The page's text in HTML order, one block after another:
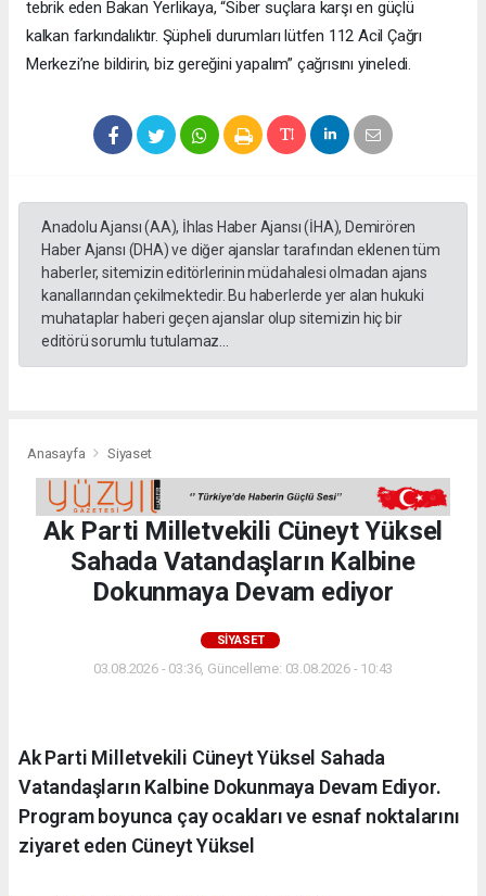
tebrik eden Bakan Yerlikaya, “Siber suçlara karşı en güçlü
kalkan farkındalıktır. Şüpheli durumları lütfen 112 Acil Çağrı
Merkezi’ne bildirin, biz gereğini yapalım” çağrısını yineledi.
Anadolu Ajansı (AA), İhlas Haber Ajansı (İHA), Demirören
Haber Ajansı (DHA) ve diğer ajanslar tarafından eklenen tüm
haberler, sitemizin editörlerinin müdahalesi olmadan ajans
kanallarından çekilmektedir. Bu haberlerde yer alan hukuki
muhataplar haberi geçen ajanslar olup sitemizin hiç bir
editörü sorumlu tutulamaz...
Anasayfa Siyaset
Ak Parti Milletvekili Cüneyt Yüksel
Sahada Vatandaşların Kalbine
Dokunmaya Devam ediyor
SIYASET
03.08.2026 - 03:36, Güncelleme: 03.08.2026 - 10:43
Ak Parti Milletvekili Cüneyt Yüksel Sahada
Vatandaşların Kalbine Dokunmaya Devam Ediyor.
Program boyunca çay ocakları ve esnaf noktalarını
ziyaret eden Cüneyt Yüksel